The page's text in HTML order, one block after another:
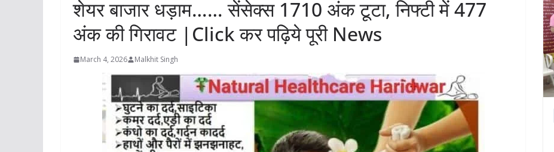
शेयर बाजार धड़ाम…… सेंसेक्स 1710 अंक टूटा, निफ्टी में 477
अंक की गिरावट |Click कर पढ़िये पूरी News
March 4, 2026 Malkhit Singh